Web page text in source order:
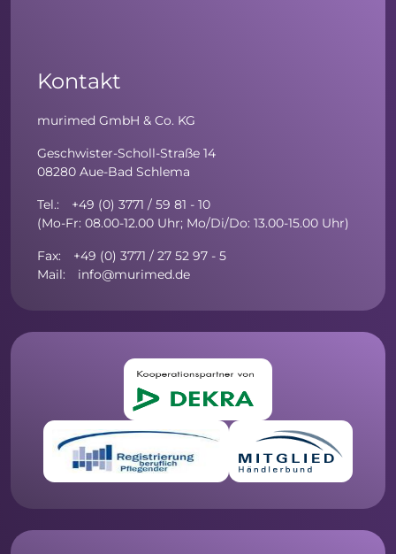
Kontakt
murimed GmbH & Co. KG
Geschwister-Scholl-Straße 14
08280 Aue-Bad Schlema
Tel.: +49 (0) 3771 / 59 81 - 10
(Mo-Fr: 08.00-12.00 Uhr; Mo/Di/Do: 13.00-15.00 Uhr)
Fax: +49 (0) 3771 / 27 52 97 - 5
Mail: info@murimed.de